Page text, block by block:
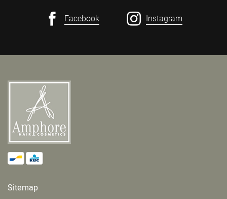
Facebook Instagram
Sitemap